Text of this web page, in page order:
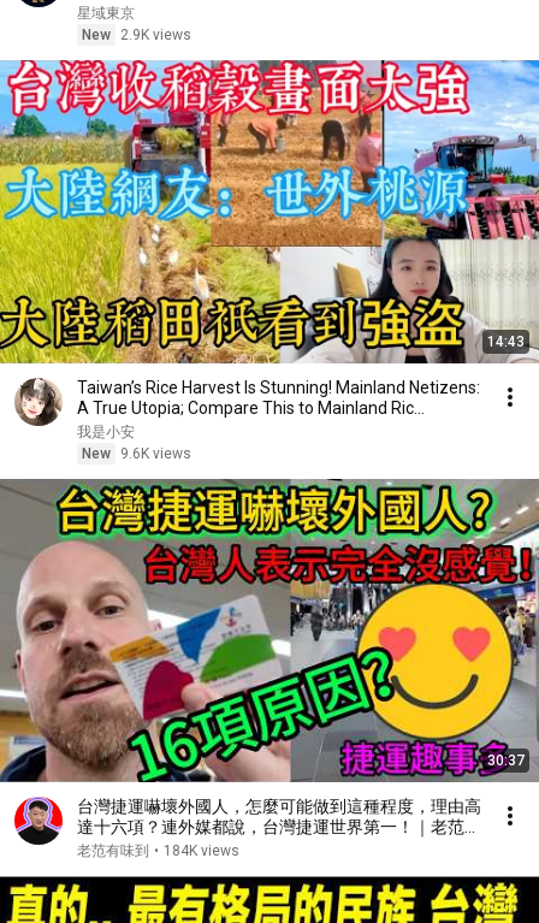
星域東京
New
2.9K views
14:43
Taiwan’s Rice Harvest Is Stunning! Mainland Netizens:
A True Utopia; Compare This to Mainland Ric...
我是小安
New
9.6K views
30:37
台灣捷運嚇壞外國人，怎麼可能做到這種程度，理由高
達十六項？連外媒都說，台灣捷運世界第一！｜老范
Mr Fan
老范有味到 • 184K views